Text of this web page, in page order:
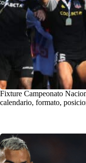
Fixture Campeonato
calendario, formato,